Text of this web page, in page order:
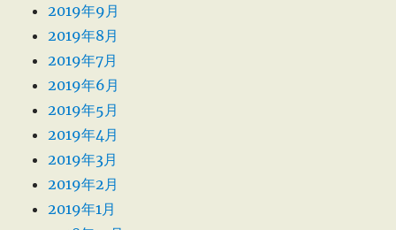
2019年9月
2019年8月
2019年7月
2019年6月
2019年5月
2019年4月
2019年3月
2019年2月
2019年1月